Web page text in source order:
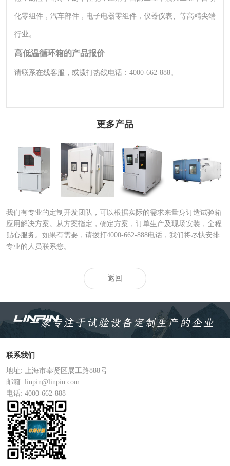
化零组件，汽车部件，电子电器零组件，仪器仪表、等高精尖端
行业。
高低温循环箱的产品报价
请联系在线客服，或拨打热线电话：4000-662-888。
更多产品
砂尘试验箱|沙尘
试验箱
步入式砂尘试验
箱|大型步
快速温变试验箱|
快速温度
大型快速温度变
化试验箱
我们有专业的定制开发团队，可以根据实际的需求来量身订造试验箱
应用解决方案。从方案指定，确定方案，订单生产及现场安装，全程
贴心服务。如果有需要，请拨打4000-662-888电话，我们将尽快安排
专业的人员联系您。
返回
联系我们
地址: 上海市奉贤区展工路888号
邮箱: linpin@linpin.com
电话: 4000-662-888